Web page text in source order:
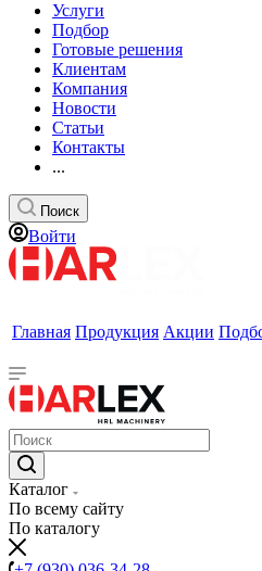
Услуги
Подбор
Готовые решения
Клиентам
Компания
Новости
Статьи
Контакты
...
Поиск
Войти
Главная Продукция Акции
Каталог
По всему сайту
По каталогу